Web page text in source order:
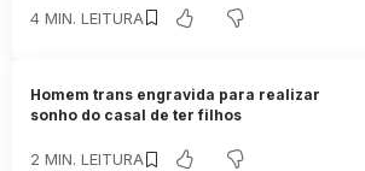
4 MIN. LEITURA
Homem trans engravida para realizar
sonho do casal de ter filhos
2 MIN. LEITURA